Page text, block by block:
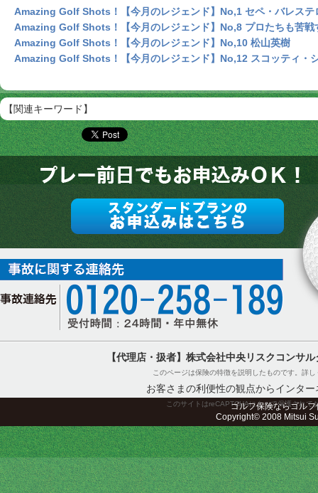
Amazing Golf Shots！【今月のレジェンド】No,1 セペ・バレステ
Amazing Golf Shots！【今月のレジェンド】No,8 プロたちも苦戦
Amazing Golf Shots！【今月のレジェンド】No,10 松山英樹
Amazing Golf Shots！【今月のレジェンド】No,12 スコッティ・
【関連キーワード】
【代理店・扱者】株式会社中央リスクコンサ
このページは保険の特徴を説明したものです。詳
お客さまの利便性の観点からインタ
このサイトはreCAPTCHAによって保護されて
ゴルフ保険ならゴル
Copyright© 2008 Mitsui